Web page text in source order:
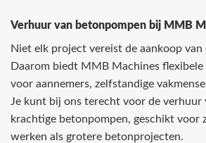
Verhuur van betonpompen bij MMB
Niet elk project vereist de aankoop van
Daarom biedt MMB Machines
voor aannemers, zelfstandige
Je kunt bij ons terecht voor de verhuur
krachtige betonpompen, geschikt voor
werken als grotere betonprojecten.